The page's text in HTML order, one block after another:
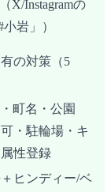
X/Instagramの
岩」）
の対策（5
町名・公園
・駐輪場・キ
性登録
ヒンディー/ベ